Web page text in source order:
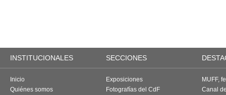
INSTITUCIONALES SECCIONES
Inicio
Quiénes somos
Exposiciones
Fotografías del CdF
MUFF,
Canal